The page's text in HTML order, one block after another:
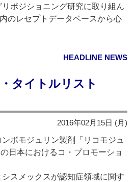
ポジショニング研究に取り組ん
のレセプトデータベースから心
HEADLINE NEWS
タイトルリスト
2016年02月15日 (月)
ンボモジュリン製剤「リコモジュ
日本におけるコ・プロモーショ
シスメックスが認知症領域に関す